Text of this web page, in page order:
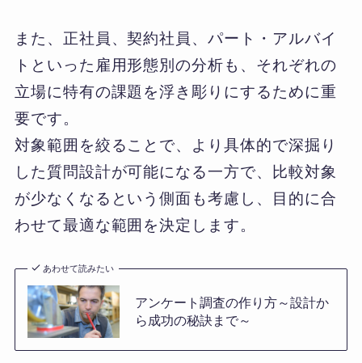
また、正社員、契約社員、パート・アルバイ
トといった雇用形態別の分析も、それぞれの
立場に特有の課題を浮き彫りにするために重
要です。
対象範囲を絞ることで、より具体的で深掘り
した質問設計が可能になる一方で、比較対象
が少なくなるという側面も考慮し、目的に合
わせて最適な範囲を決定します。
あわせて読みたい
アンケート調査の作り方～設計か
ら成功の秘訣まで～